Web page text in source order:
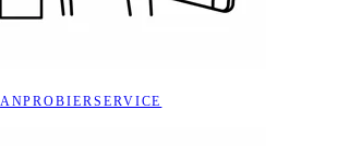
ANPROBIERSERVICE